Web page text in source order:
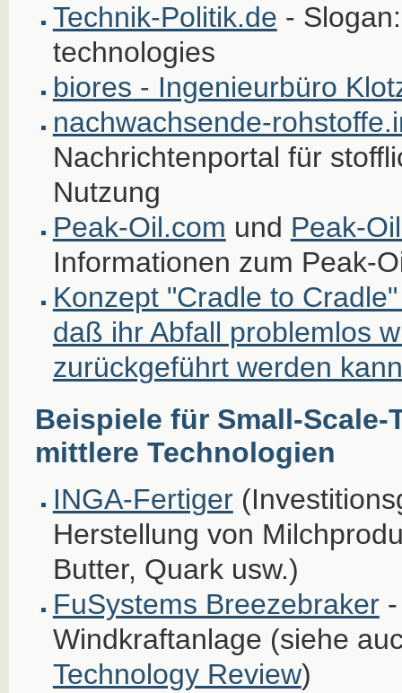
Technik-Politik.de -
technologies
biores - Ingenieurbüro
nachwachsende-
Nachrichtenportal für
Nutzung
Peak-Oil.com und Peak-
Informationen zum Peak-
Konzept "Cradle to
daß ihr Abfall problemlos
zurückgeführt werden kann
Beispiele für Small-Scale-
mittlere Technologien
INGA-Fertiger
Herstellung von
Butter, Quark usw.)
FuSystems Breezebraker-
Windkraftanlage (siehe
Technology Review)